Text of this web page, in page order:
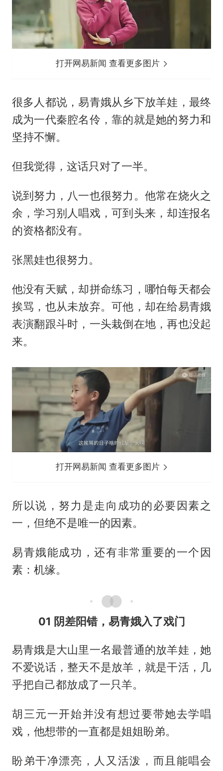
打开网易新闻 查看更多图片
很多人都说，易青娥从乡下放羊娃，最终
成为一代秦腔名伶，靠的就是她的努力和
坚持不懈。
但我觉得，这话只对了一半。
说到努力，八一也很努力。他常在烧火之
余，学习别人唱戏，可到头来，却连报名
的资格都没有。
张黑娃也很努力。
他没有天赋，却拼命练习，哪怕每天都会
挨骂，也从未放弃。可他，却在给易青娥
表演翻跟斗时，一头栽倒在地，再也没起
来。
打开网易新闻 查看更多图片
所以说，努力是走向成功的必要因素之
一，但绝不是唯一的因素。
易青娥能成功，还有非常重要的一个因
素：机缘。
01 阴差阳错，易青娥入了戏门
易青娥是大山里一名最普通的放羊娃，她
不爱说话，整天不是放羊，就是干活，几
乎把自己都放成了一只羊。
胡三元一开始并没有想过要带她去学唱
戏，他想带的一直都是姐姐盼弟。
盼弟干净漂亮，人又活泼，而且能唱会